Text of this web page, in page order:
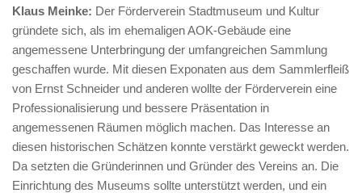
Klaus Meinke: Der Förderverein Stadtmuseum und Kultur
gründete sich, als im ehemaligen AOK-Gebäude eine
angemessene Unterbringung der umfangreichen Sammlung
geschaffen wurde. Mit diesen Exponaten aus dem Sammlerfleiß
von Ernst Schneider und anderen wollte der Förderverein eine
Professionalisierung und bessere Präsentation in
angemessenen Räumen möglich machen. Das Interesse an
diesen historischen Schätzen konnte verstärkt geweckt werden.
Da setzten die Gründerinnen und Gründer des Vereins an. Die
Einrichtung des Museums sollte unterstützt werden, und ein